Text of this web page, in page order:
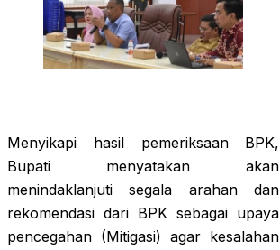
Menyikapi hasil pemeriksaan BPK,
Bupati menyatakan akan
menindaklanjuti segala arahan dan
rekomendasi dari BPK sebagai upaya
pencegahan (Mitigasi) agar kesalahan